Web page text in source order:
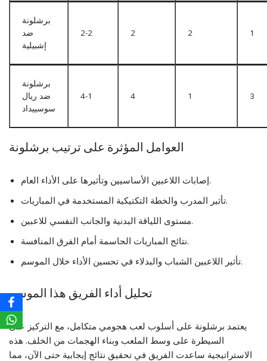
برشلونة
ضد
إشبيلية
2-2 2 2 1
برشلونة
ضد ريال
سوسييداد
4-1 4 1 3
العوامل المؤثرة على ترتيب برشلونة
إصابات اللاعبين الأساسيين وتأثيرها على الأداء العام.
تأثير المدرب والخطة التكتيكية المستخدمة في المباريات.
مستوى اللياقة البدنية والجانب النفسي للاعبين.
نتائج المباريات الحاسمة أمام الفرق المنافسة.
تأثير اللاعبين الشباب والبدلاء في تحسين الأداء خلال الموسم.
تحليل أداء الفريق هذا الموسم
يعتمد برشلونة على أسلوب لعب هجومي متكامل، مع التركيز على
السيطرة على وسط الملعب وبناء الهجمات من الخلف. هذه
الاستراتيجية ساعدت الفريق في تحقيق نتائج إيجابية حتى الآن، مما